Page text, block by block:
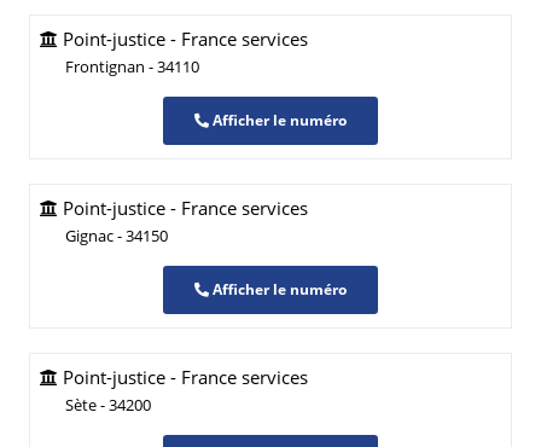
Point-justice - France services
Frontignan - 34110
Afficher le numéro
Point-justice - France services
Gignac - 34150
Afficher le numéro
Point-justice - France services
Sète - 34200